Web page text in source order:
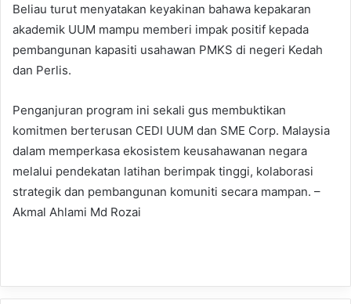
Beliau turut menyatakan keyakinan bahawa kepakaran
akademik UUM mampu memberi impak positif kepada
pembangunan kapasiti usahawan PMKS di negeri Kedah
dan Perlis.
Penganjuran program ini sekali gus membuktikan
komitmen berterusan CEDI UUM dan SME Corp. Malaysia
dalam memperkasa ekosistem keusahawanan negara
melalui pendekatan latihan berimpak tinggi, kolaborasi
strategik dan pembangunan komuniti secara mampan. –
Akmal Ahlami Md Rozai